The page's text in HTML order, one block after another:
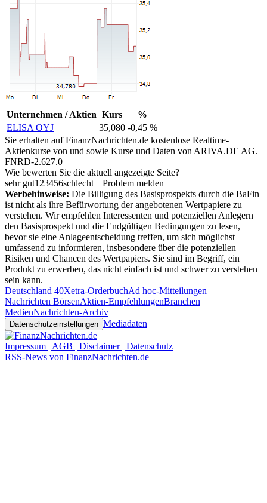
Unternehmen / Aktien Kurs
%
ELISA OYJ
35,080 -0,45 %
Sie erhalten auf FinanzNachrichten.de kostenlose Realtime-
Aktienkurse von und sowie Kurse und Daten von ARIVA.DE AG.
FNRD-2.627.0
Wie bewerten Sie die aktuell angezeigte Seite?
sehr gut1 23456schlecht
Problem melden
Werbehinweise: Die Billigung des Basisprospekts durch die BaFin
ist nicht als ihre Befürwortung der angebotenen Wertpapiere zu
verstehen. Wir empfehlen Interessenten und potenziellen Anlegern
den Basisprospekt und die Endgültigen Bedingungen zu lesen,
bevor sie eine Anlageentscheidung treffen, um sich möglichst
umfassend zu informieren, insbesondere über die potenziellen
Risiken und Chancen des Wertpapiers. Sie sind im Begriff, ein
Produkt zu erwerben, das nicht einfach ist und schwer zu verstehen
sein kann.
Deutschland 40Xetra-OrderbuchAd hoc-Mitteilungen
Nachrichten BörsenAktien-EmpfehlungenBranchen
MedienNachrichten-Archiv
Datenschutzeinstellungen Mediadaten
Impressum | AGB | Disclaimer | Datenschutz
RSS-News von FinanzNachrichten.de